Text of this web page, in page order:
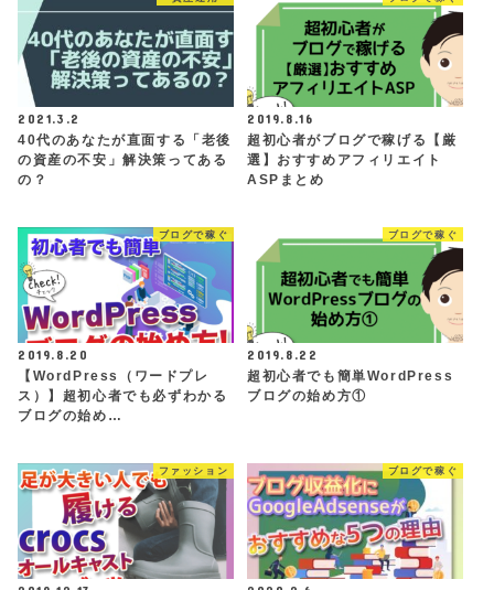
2021.3.2
40代のあなたが直面する「老後
の資産の不安」解決策ってある
の？
2019.8.16
超初心者がブログで稼げる【厳
選】おすすめアフィリエイト
ASPまとめ
ブログで稼ぐ
2019.8.20
【WordPress（ワードプレ
ス）】超初心者でも必ずわかる
ブログの始め…
ブログで稼ぐ
2019.8.22
超初心者でも簡単WordPress
ブログの始め方①
ファッション ブログで稼ぐ